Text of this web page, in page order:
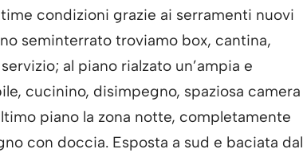
condizioni grazie ai serramenti nuovi
seminterrato troviamo box, cantina,
al piano rialzato un’ampia e
cucinino, disimpegno, spaziosa camera
piano la zona notte, completamente
con doccia. Esposta a sud e baciata dal